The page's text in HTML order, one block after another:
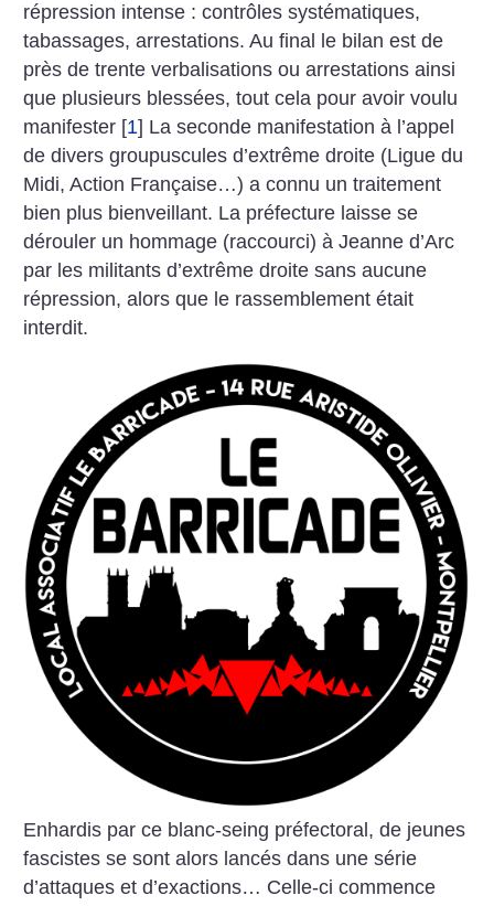
répression intense : contrôles systématiques,
tabassages, arrestations. Au final le bilan est de
près de trente verbalisations ou arrestations ainsi
que plusieurs blessées, tout cela pour avoir voulu
manifester [1] La seconde manifestation à l’appel
de divers groupuscules d’extrême droite (Ligue du
Midi, Action Française…) a connu un traitement
bien plus bienveillant. La préfecture laisse se
dérouler un hommage (raccourci) à Jeanne d’Arc
par les militants d’extrême droite sans aucune
répression, alors que le rassemblement était
interdit.
Enhardis par ce blanc-seing préfectoral, de jeunes
fascistes se sont alors lancés dans une série
d’attaques et d’exactions… Celle-ci commence